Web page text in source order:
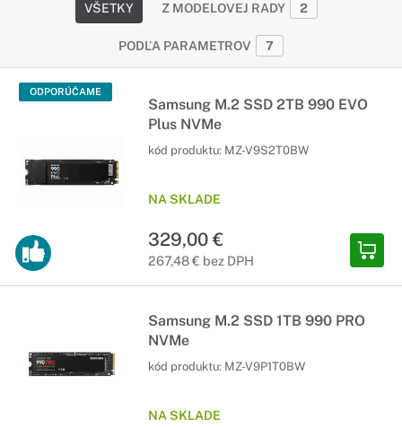
VŠETKY Z MODELOVEJ RADY 2
PODĽA PARAMETROV 7
ODPORÚČAME
Samsung M.2 SSD 2TB 990 EVO
Plus NVMe
kód produktu: MZ-V9S2T0BW
NA SKLADE
329,00 €
267,48 € bez DPH
Samsung M.2 SSD 1TB 990 PRO
NVMe
kód produktu: MZ-V9P1T0BW
NA SKLADE